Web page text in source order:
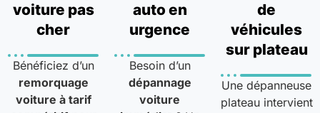
voiture pas
cher
Bénéficiez d’un
remorquage
voiture à tarif
auto en
urgence
Besoin d’un
dépannage
voiture
de
véhicules
sur plateau
Une dépanneuse
plateau intervient